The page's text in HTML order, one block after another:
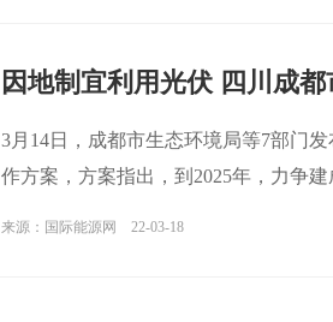
3月14日，成都市生态环境局等7部门
作方案，方案指出，到2025年，力争
来源：国际能源网 22-03-18